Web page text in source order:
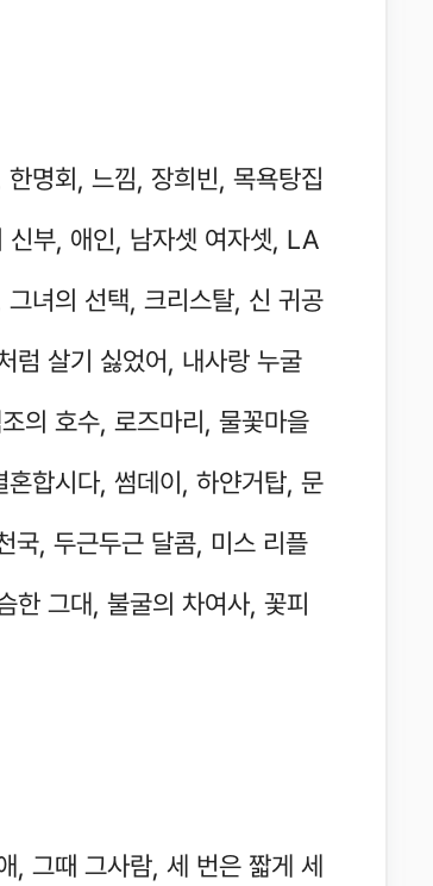
명회, 느낌, 장희빈, 목욕탕집
부, 애인, 남자셋 여자셋, LA
녀의 선택, 크리스탈, 신 귀공
럼 살기 싫었어, 내사랑 누굴
의 호수, 로즈마리, 물꽃마을
합시다, 썸데이, 하얀거탑, 문
국, 두근두근 달콤, 미스 리플
한 그대, 불굴의 차여사, 꽃피
, 그때 그사람, 세 번은 짧게 세